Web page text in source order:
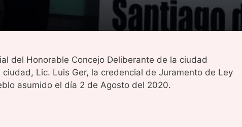
del Honorable Concejo Deliberante de la ciudad
Lic. Luis Ger, la credencial de Juramento de Ley
asumido el día 2 de Agosto del 2020.